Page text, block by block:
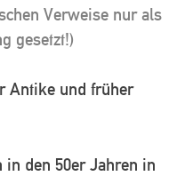
Verweise nur als
gesetzt!)
Antike und früher
den 50er Jahren in